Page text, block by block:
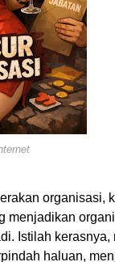
organisasi,
menjadikan
Istilah kerasnya,
haluan,